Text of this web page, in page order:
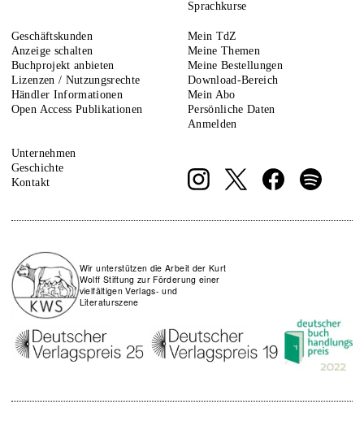
Sprachkurse
Geschäftskunden
Anzeige schalten
Buchprojekt anbieten
Lizenzen / Nutzungsrechte
Händler Informationen
Open Access Publikationen
Mein TdZ
Meine Themen
Meine Bestellungen
Download-Bereich
Mein Abo
Persönliche Daten
Anmelden
Unternehmen
Geschichte
Kontakt
Wir unterstützen die Arbeit der Kurt
Wolff Stiftung zur Förderung einer
vielfältigen Verlags- und
Literaturszene